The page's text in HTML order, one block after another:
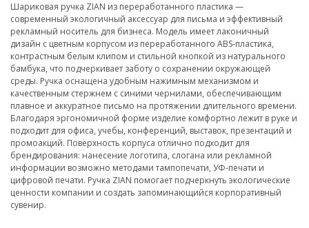
Шариковая ручка ZIAN из переработанного пластика —
современный экологичный аксессуар для письма и эффективный
рекламный носитель для бизнеса. Модель имеет лаконичный
дизайн с цветным корпусом из переработанного ABS-пластика,
контрастным белым клипом и стильной кнопкой из натурального
бамбука, что подчеркивает заботу о сохранении окружающей
среды. Ручка оснащена удобным нажимным механизмом и
качественным стержнем с синими чернилами, обеспечивающим
плавное и аккуратное письмо на протяжении длительного времени.
Благодаря эргономичной форме изделие комфортно лежит в руке и
подходит для офиса, учебы, конференций, выставок, презентаций и
промоакций. Поверхность корпуса отлично подходит для
брендирования: нанесение логотипа, слогана или рекламной
информации возможно методами тампопечати, УФ-печати и
цифровой печати. Ручка ZIAN помогает подчеркнуть экологические
ценности компании и создать запоминающийся корпоративный
сувенир.